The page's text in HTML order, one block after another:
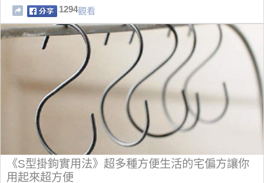
1294觀看
《S型掛鉤實用法》超多種方便生活的宅偏方讓你
用起來超方便